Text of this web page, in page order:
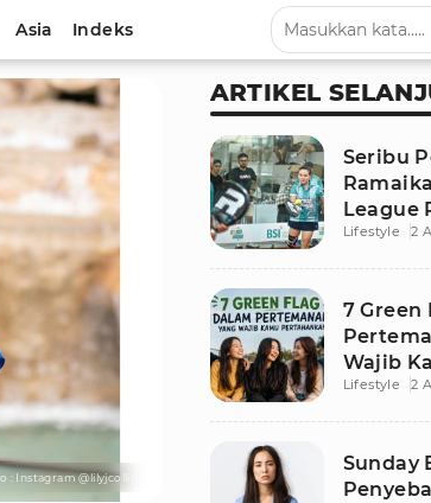
Asia Indeks
: Instagram @lilyjcollins
ARTIKEL
Seribu
League
Besutan
Lifestyle 2
7 Green
Wajib
Lifestyle 2
Sunday